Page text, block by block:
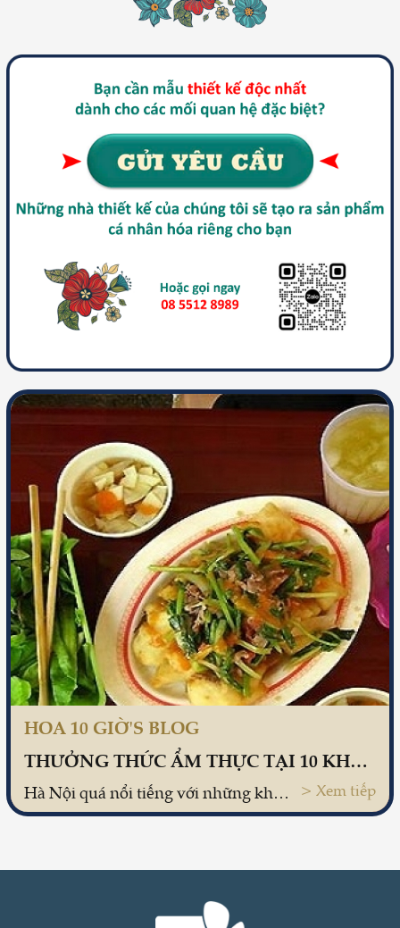
HOA 10 GIỜ'S BLOG
THƯỞNG THỨC ẨM THỰC TẠI 10 KHU PHỐ NỔI TIẾNG Ở HÀ NỘI
Hà Nội quá nổi tiếng với những khu phố ẩm thực. Mỗi khu phố mang một hương vị và nét đặc trưng riêng. Tạp chí món ngon xin giới thiệu đến bạn 10 khu phố ẩm thực nổi tiếng ở Hà Nội. > Xem tiếp